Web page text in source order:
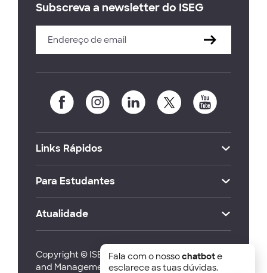
Subscreva a newsletter do ISEG
Links Rápidos
Para Estudantes
Atualidade
Copyright © ISEG Lisbon School of Economics
and Management 2026
Fala com o nossochatbote
esclarece as tuas dúvidas.